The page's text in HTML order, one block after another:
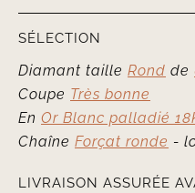
SÉLECTION
Diamant taille Rond de
Coupe Très bonne
En Or Blanc palladié
Chaîne Forçat ronde -
LIVRAISON ASSURÉE